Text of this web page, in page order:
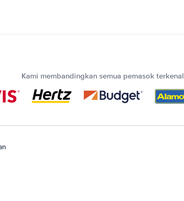
Kami membandingkan semua pemasok terkenal